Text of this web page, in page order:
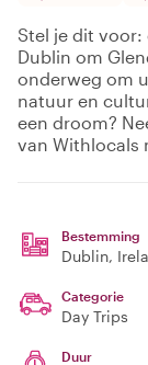
Stel je dit
Dublin om
onderweg om
natuur en
een droom?
van Withlocals
Bestemming
Dublin,
Categorie
Day Trips
Duur